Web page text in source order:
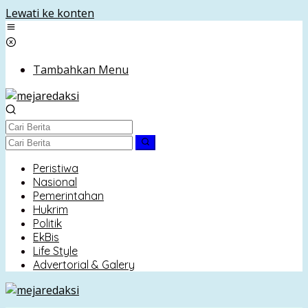
Lewati ke konten
Tambahkan Menu
Peristiwa
Nasional
Pemerintahan
Hukrim
Politik
EkBis
Life Style
Advertorial & Galery